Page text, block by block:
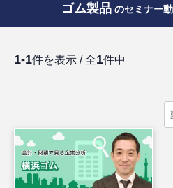
ゴム製品 のセミナー
1-1件を表示 / 全1件中